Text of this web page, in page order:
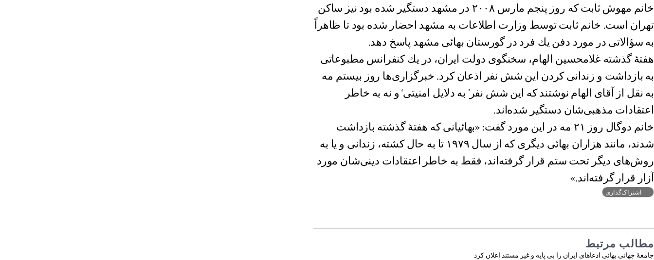
خانم مهوش ثابت كه روز پنجم مارس ٢٠٠٨ در مشهد دستگير شده بود نيز ساكن
تهران است. خانم ثابت توسط وزارت اطلاعات به مشهد احضار شده بود تا ظاهراً
به سؤالاتى در مورد دفن يك فرد در گورستان بهائى مشهد پاسخ دهد.
هفتۀ گذشته غلامحسين الهام، سخنگوى دولت ايران، در يك كنفرانس مطبوعاتى
به بازداشت و زندانى كردن اين شش نفر اذعان كرد. خبرگزارى‌ها روز بيستم مه
به نقل از آقاى الهام نوشتند كه اين شش نفر’ به دلايل امنيتى‘ و نه به خاطر
اعتقادات مذهبى‌شان دستگير شده‌اند.
خانم دوگال روز ٢١ مه در اين مورد گفت: «بهائيانى كه هفتۀ گذشته بازداشت
شدند، مانند هزاران بهائى ديگرى كه از سال ١٩٧٩ تا به حال كشته، زندانى و يا به
روش‌های ديگر تحت ستم قرار گرفته‌اند، فقط به خاطر اعتقادات دينى‌شان مورد
آزار قرار گرفته‌اند.»
اشتراک‌گذاری
مطالب مرتبط
جامعۀ جهانى بهائى ادعاهای ایران را بی پایه و غیر مستند اعلان کرد